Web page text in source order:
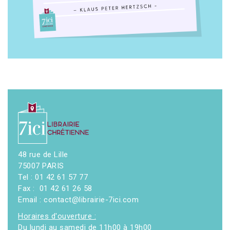
48 rue de Lille
75007 PARIS
Tel : 01 42 61 57 77
Fax : 01 42 61 26 58
Email : contact@librairie-7ici.com
Horaires d'ouverture :
Du lundi au samedi de 11h00 à 19h00